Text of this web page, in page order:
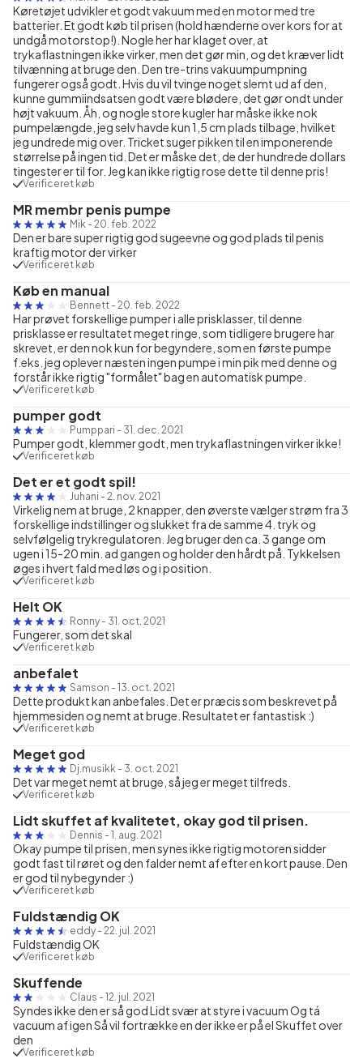
Køretøjet udvikler et godt vakuum med en motor med tre
batterier. Et godt køb til prisen (hold hænderne over kors for at
undgå motorstop!). Nogle her har klaget over, at
trykaflastningen ikke virker, men det gør min, og det kræver lidt
tilvænning at bruge den. Den tre-trins vakuumpumpning
fungerer også godt. Hvis du vil tvinge noget slemt ud af den,
kunne gummiindsatsen godt være blødere, det gør ondt under
højt vakuum. Åh, og nogle store kugler har måske ikke nok
pumpelængde, jeg selv havde kun 1,5 cm plads tilbage, hvilket
jeg undrede mig over. Tricket suger pikken til en imponerende
størrelse på ingen tid. Det er måske det, de der hundrede dollars
tingester er til for. Jeg kan ikke rigtig rose dette til denne pris!
Verificeret køb
MR membr penis pumpe
Mik - 20. feb. 2022
Den er bare super rigtig god sugeevne og god plads til penis
kraftig motor der virker
Verificeret køb
Køb en manual
Bennett - 20. feb. 2022
Har prøvet forskellige pumper i alle prisklasser, til denne
prisklasse er resultatet meget ringe, som tidligere brugere har
skrevet, er den nok kun for begyndere, som en første pumpe
f.eks. jeg oplever næsten ingen pumpe i min pik med denne og
forstår ikke rigtig "formålet" bag en automatisk pumpe.
Verificeret køb
pumper godt
Pumppari - 31. dec. 2021
Pumper godt, klemmer godt, men trykaflastningen virker ikke!
Verificeret køb
Det er et godt spil!
Juhani - 2. nov. 2021
Virkelig nem at bruge, 2 knapper, den øverste vælger strøm fra 3
forskellige indstillinger og slukket fra de samme 4. tryk og
selvfølgelig trykregulatoren. Jeg bruger den ca. 3 gange om
ugen i 15-20 min. ad gangen og holder den hårdt på. Tykkelsen
øges i hvert fald med løs og i position.
Verificeret køb
Helt OK
Ronny - 31. oct. 2021
Fungerer, som det skal
Verificeret køb
anbefalet
Samson - 13. oct. 2021
Dette produkt kan anbefales. Det er præcis som beskrevet på
hjemmesiden og nemt at bruge. Resultatet er fantastisk :)
Verificeret køb
Meget god
Dj.musikk - 3. oct. 2021
Det var meget nemt at bruge, så jeg er meget tilfreds.
Verificeret køb
Lidt skuffet af kvalitetet, okay god til prisen.
Dennis - 1. aug. 2021
Okay pumpe til prisen, men synes ikke rigtig motoren sidder
godt fast til røret og den falder nemt af efter en kort pause. Den
er god til nybegynder :)
Verificeret køb
Fuldstændig OK
eddy - 22. jul. 2021
Fuldstændig OK
Verificeret køb
Skuffende
Claus - 12. jul. 2021
Syndes ikke den er så god Lidt svær at styre i vacuum Og tá
vacuum af igen Så vil fortrække en der ikke er på el Skuffet over
den
Verificeret køb